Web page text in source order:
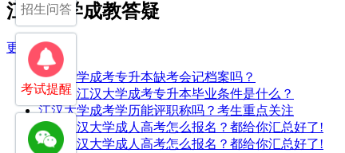
江汉大学成教答疑
更多>>
江汉大学成考专升本缺考会记档案吗？
2025年江汉大学成考专升本毕业条件是什么？
江汉大学成考学历能评职称吗？考生重点关注
2025江汉大学成人高考怎么报名？都给你汇总好了!
2025江汉大学成人高考怎么报名？都给你汇总好了!
招生问答
考试提醒